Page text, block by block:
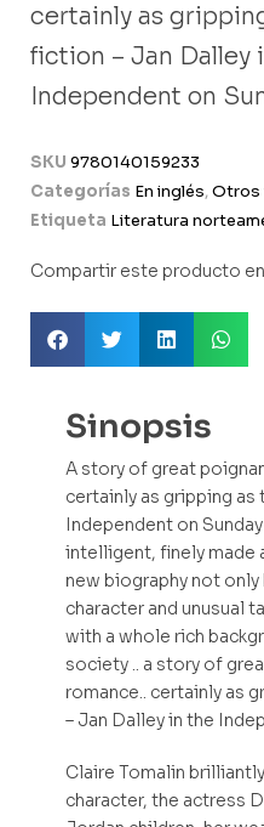
certainly as
fiction – Jan Dalley
Independent on
SKU 9780140159233
Categorías En inglés,Otros
Etiqueta Literatura
Compartir este producto en
Sinopsis
A story of great
certainly as gripping
Independent on
intelligent, finely made
new biography not
character and unusual
with a whole rich
society .. a story of
romance.. certainly as
– Jan Dalley in the
Claire Tomalin
character, the actress